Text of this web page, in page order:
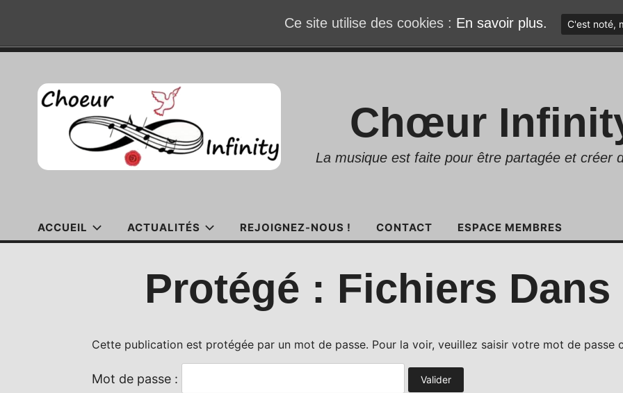
contenu
Chœur
La musique est faite pour être partagée et créer
ACCUEIL ACTUALITÉS REJOIGNEZ-NOUS ! CONTACT ESPACE MEMBRES
Protégé : Fichiers
Cette publication est protégée par un mot de passe. Pour la voir, veuillez saisir votre mot de passe
Mot de passe :
Ce site utilise des cookies : En savoir plus. C'est noté,